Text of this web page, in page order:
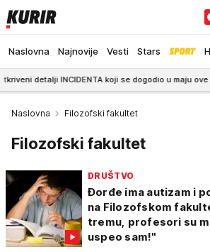
Naslovna Najnovije Vesti Stars
INCIDENTA koji se dogodio u maju ove godine!
Naslovna Filozofski fakultet
Filozofski fakultet
DRUŠTVO
Đorđe ima autizam i
na Filozofskom
tremu, profesori su
uspeo sam!"